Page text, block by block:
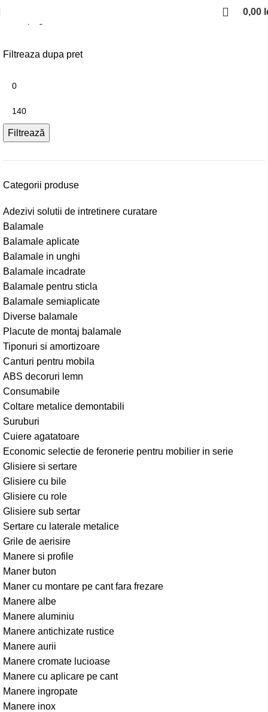
0,00
Filtreaza dupa pret
Filtrează
Categorii produse
Adezivi solutii de intretinere curatare
Balamale
Balamale aplicate
Balamale in unghi
Balamale incadrate
Balamale pentru sticla
Balamale semiaplicate
Diverse balamale
Placute de montaj balamale
Tiponuri si amortizoare
Canturi pentru mobila
ABS decoruri lemn
Consumabile
Coltare metalice demontabili
Suruburi
Cuiere agatatoare
Economic selectie de feronerie pentru mobilier in serie
Glisiere si sertare
Glisiere cu bile
Glisiere cu role
Glisiere sub sertar
Sertare cu laterale metalice
Grile de aerisire
Manere si profile
Maner buton
Maner cu montare pe cant fara frezare
Manere albe
Manere aluminiu
Manere antichizate rustice
Manere aurii
Manere cromate lucioase
Manere cu aplicare pe cant
Manere ingropate
Manere inox